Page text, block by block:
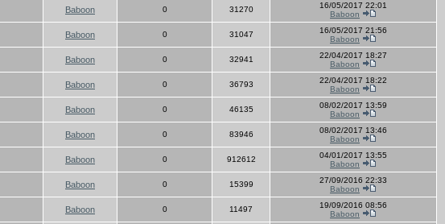
Baboon 0 31270
16/05/2017 22:01
Baboon
Baboon 0 31047
16/05/2017 21:56
Baboon
Baboon 0 32941
22/04/2017 18:27
Baboon
Baboon 0 36793
22/04/2017 18:22
Baboon
Baboon 0 46135
08/02/2017 13:59
Baboon
Baboon 0 83946
08/02/2017 13:46
Baboon
Baboon 0 912612
04/01/2017 13:55
Baboon
Baboon 0 15399
27/09/2016 22:33
Baboon
Baboon 0 11497
19/09/2016 08:56
Baboon